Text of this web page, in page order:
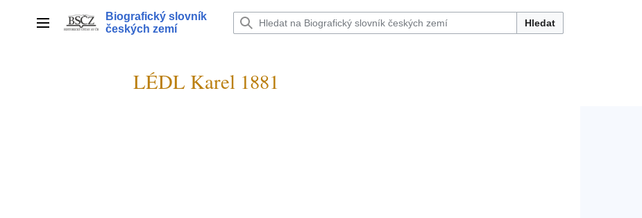
Hlavní menu
Biografický slovník
českých zemí
Hledat
LÉDL Karel 1881